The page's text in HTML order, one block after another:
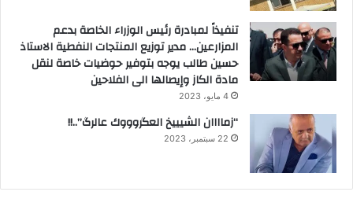
تنفيذاً لمبادرة رئيس الوزراء الخاصة بدعم
المزارعين… مدير توزيع المنتجات النفطية الاستاذ
حسين طالب يوجه بتوفير حوضيات خاصة لنقل
مادة الكاز وإيصالها الى الفلاحين
4 مايو، 2023
“زماااان الشيييخ العگروووك عالرگ”..!!
22 سبتمبر، 2023